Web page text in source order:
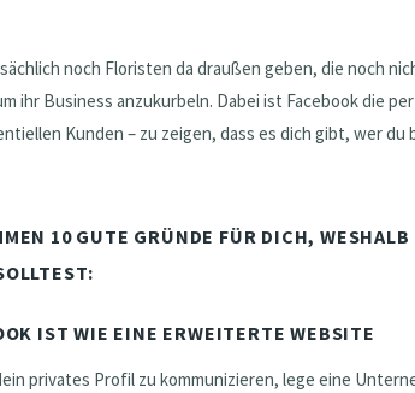
noch Floristen da draußen geben, die noch
ihr Business anzukurbeln. Dabei ist Facebook die
Kunden – zu zeigen, dass es dich gibt, wer du
10 GUTE GRÜNDE FÜR DICH,
IST WIE EINE ERWEITERTE WEBSITE
privates Profil zu kommunizieren, lege eine